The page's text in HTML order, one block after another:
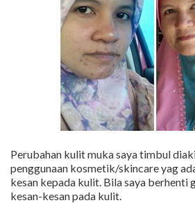
Perubahan kulit muka saya timbul
penggunaan kosmetik/skincare yag
kesan kepada kulit. Bila saya berhenti
kesan-kesan pada kulit.